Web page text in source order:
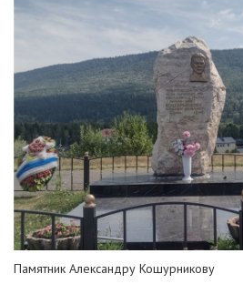
Памятник Александру Кошурникову